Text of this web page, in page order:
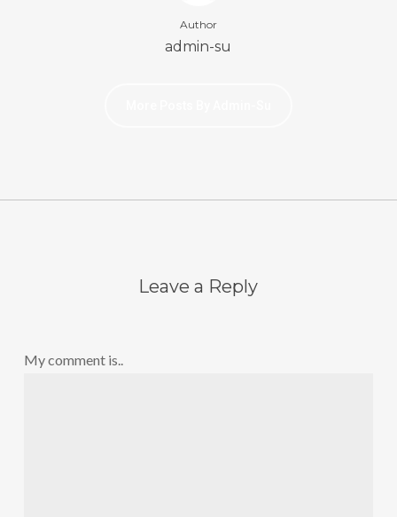
Author
admin-su
Leave a Reply
My comment is..